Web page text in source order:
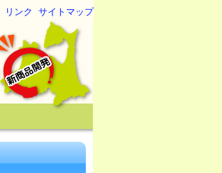
リンク サイトマップ